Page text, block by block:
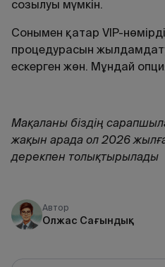
созылуы мүмкін.
Сонымен қатар VIP-
процедурасын
ескерген жөн. Мұндай
Мақаланы біздің
жақын арада ол 2026
дерекпен толықтырылады
Автор
Олжас Сағындық